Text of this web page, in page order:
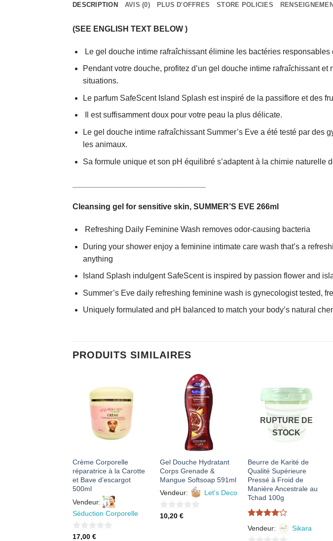
DESCRIPTION AVIS (0) PLUS D'OFFRES STORE POLICIES
(SEE ENGLISH TEXT BELOW )
Le gel douche intime rafraîchissant élimine les bactéries responsables
Pendant votre douche, profitez d’un gel douche intime rafraîchissant
situations.
Le parfum SafeScent Island Splash est inspiré de la passiflore et des
Il est suffisamment doux pour votre peau la plus délicate.
Le gel douche intime rafraîchissant Summer’s Eve a été testé par des
les animaux.
Sa formule unique et son pH équilibré s’adaptent à la chimie naturelle
Cleansing gel for sensitive skin, SUMMER’S EVE 266ml
Refreshing Daily Feminine Wash removes odor-causing bacteria
During your shower enjoy a feminine intimate care wash that’s a
anything
Island Splash indulgent SafeScent is inspired by passion flower and
Summer’s Eve daily refreshing feminine wash is gynecologist tested,
Uniquely formulated and pH balanced to match your body’s natural
PRODUITS SIMILAIRES
AJOUTER
À MES
FAVORIS
Crème Corporelle
réparatrice à la Carotte
et Bave d’escargot
500ml
Vendeur:
Séduction Corporelle
0
17,00 €
AJOUTER
À MES
FAVORIS
Gel Douche Hydratant
Corps Grenade &
Mangue Softsoap 591ml
Vendeur:
Let's Deco
0
10,20€
AJOUTER
FAVORIS
RUPTURE DE
STOCK
Beurre de Karité de
Qualité Supérieure
Pressé à Froid de
Manière Ancestrale au
Tchad 100g
Note
sur 5
Vendeur: Sikara